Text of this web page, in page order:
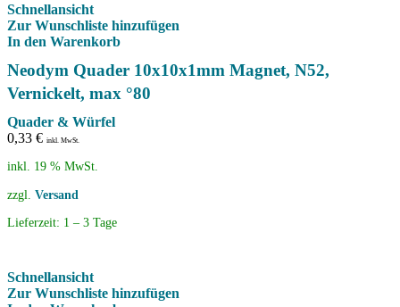
Schnellansicht
Zur Wunschliste hinzufügen
In den Warenkorb
Neodym Quader 10x10x1mm Magnet, N52,
Vernickelt, max °80
Quader & Würfel
0,33 € inkl. MwSt.
inkl. 19 % MwSt.
zzgl. Versand
Lieferzeit: 1 – 3 Tage
Schnellansicht
Zur Wunschliste hinzufügen